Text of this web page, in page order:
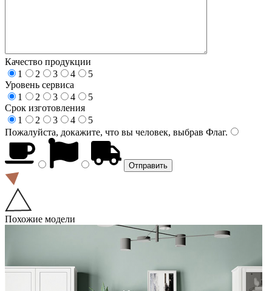
Качество продукции
1
2 3 4
5
Уровень сервиса
1
2 3 4
5
Срок изготовления
1
2 3 4
5
Пожалуйста, докажите, что вы человек, выбрав Флаг.
Похожие модели